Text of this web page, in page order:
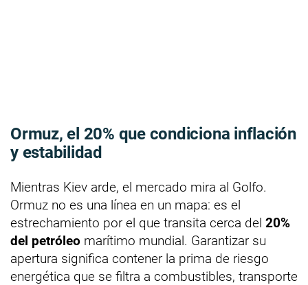
Ormuz, el 20% que condiciona inflación
y estabilidad
Mientras Kiev arde, el mercado mira al Golfo.
Ormuz no es una línea en un mapa: es el
estrechamiento por el que transita cerca del 20%
del petróleo marítimo mundial. Garantizar su
apertura significa contener la prima de riesgo
energética que se filtra a combustibles, transporte